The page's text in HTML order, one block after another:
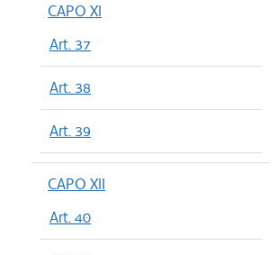
CAPO XI
Art. 37
Art. 38
Art. 39
CAPO XII
Art. 40